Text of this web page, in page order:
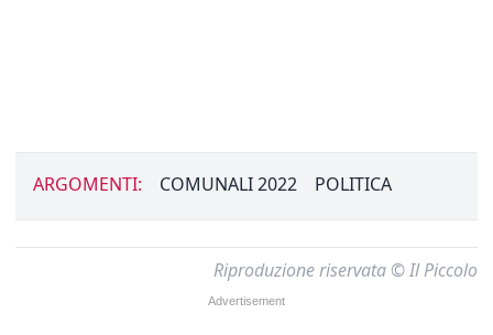
ARGOMENTI: COMUNALI 2022 POLITICA
Riproduzione riservata © Il Piccolo